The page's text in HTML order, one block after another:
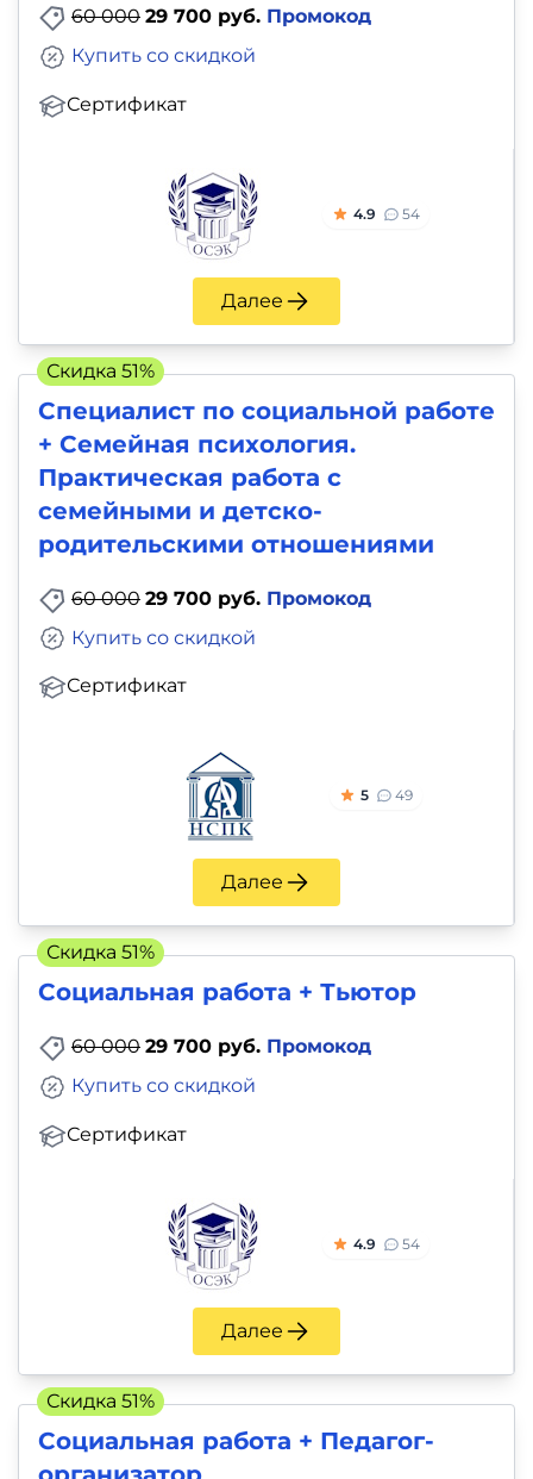
60 000 29 700 руб. Промокод
Сертификат
Купить со скидкой
4.9 54
Далее
Специалист по социальной работе
+ Семейная психология.
Практическая работа с
семейными и детско-
родительскими отношениями
60 000 29 700 руб. Промокод
Сертификат
Купить со скидкой
5 49
Далее
Скидка 51%
Социальная работа + Тьютор
60 000 29 700 руб. Промокод
Сертификат
Купить со скидкой
4.9 54
Далее
Скидка 51%
Социальная работа + Педагог-
Скидка 51%